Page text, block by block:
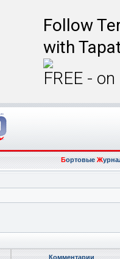
Follow
with
FREE -
БортовыеЖ
Комментарии